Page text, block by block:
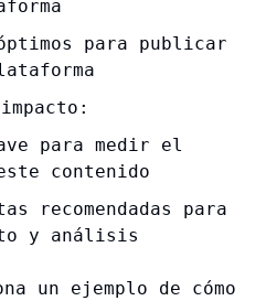
óptimos para publicar
para medir el
contenido
recomendadas para
y análisis
un ejemplo de cómo